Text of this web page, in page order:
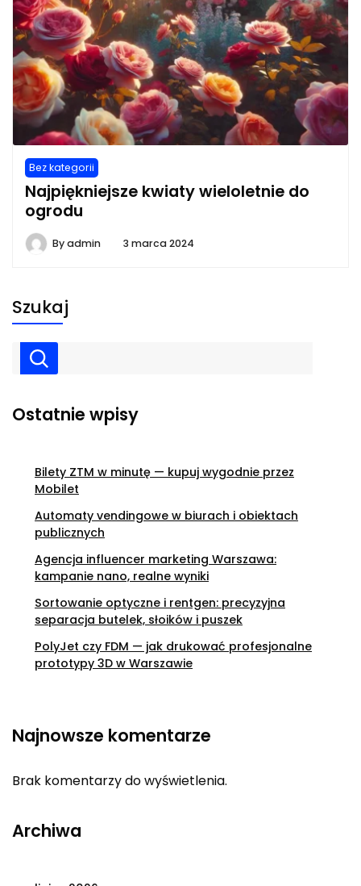
Bez kategorii
Najpiękniejsze kwiaty wieloletnie do
ogrodu
Byadmin 3 marca 2024
Szukaj
Ostatnie wpisy
Bilety ZTM w minutę — kupuj wygodnie przez
Mobilet
Automaty vendingowe w biurach i obiektach
publicznych
Agencja influencer marketing Warszawa:
kampanie nano, realne wyniki
Sortowanie optyczne i rentgen: precyzyjna
separacja butelek, słoików i puszek
PolyJet czy FDM — jak drukować profesjonalne
prototypy 3D w Warszawie
Najnowsze komentarze
Brak komentarzy do wyświetlenia.
Archiwa